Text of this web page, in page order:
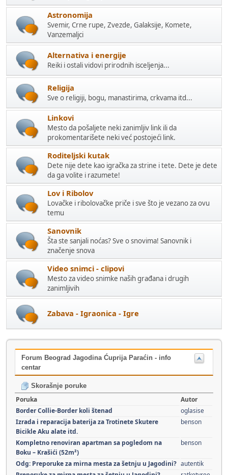
Astronomija
Svemir, Crne rupe, Zvezde, Galaksije, Komete,
Vanzemaljci
Alternativa i energije
Reiki i ostali vidovi prirodnih isceljenja...
Religija
Sve o religiji, bogu, manastirima, crkvama itd...
Linkovi
Mesto da pošaljete neki zanimljiv link ili da
prokomentarišete neki već postojeći link.
Roditeljski kutak
Dete nije dete kao igračka za strine i tete. Dete je dete
da ga volite i razumete!
Lov i Ribolov
Lovačke i ribolovačke priče i sve što je vezano za ovu
temu
Sanovnik
Šta ste sanjali noćas? Sve o snovima! Sanovnik i
značenje snova
Video snimci - clipovi
Mesto za video snimke naših građana i drugih
zanimljivih
Zabava - Igraonica - Igre
Forum Beograd Jagodina Ćuprija Paraćin - info
centar
Skorašnje poruke
Poruka
Autor
Border Collie-Border koli štenad
oglasise
Izrada i reparacija baterija za Trotinete Skutere
Bicikle Aku alate itd.
benson
Kompletno renoviran apartman sa pogledom na
Boku – Krašići (52m²)
benson
Odg: Preporuke za mirna mesta za šetnju u Jagodini? autentik